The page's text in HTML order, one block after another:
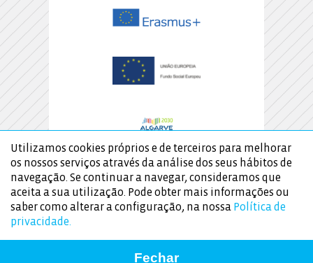
© 2026 Instituto de avaliação educativa, i.p.
Catarina Correia Marques
Utilizamos cookies próprios e de terceiros para melhorar
os nossos serviços através da análise dos seus hábitos de
navegação. Se continuar a navegar, consideramos que
aceita a sua utilização. Pode obter mais informações ou
saber como alterar a configuração, na nossa Política de
privacidade.
Fechar